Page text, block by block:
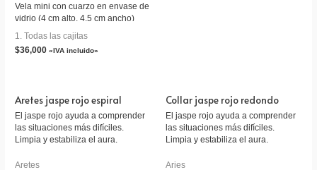
Vela mini con cuarzo en envase de
vidrio (4 cm alto, 4.5 cm ancho)
Tarjeta personalizada
Empaque caja de cartón
1. Todas las cajitas
$36,000 «IVA incluido»
Aretes jaspe rojo espiral
El jaspe rojo ayuda a comprender
las situaciones más difíciles.
Limpia y estabiliza el aura.
Aretes
Collar jaspe rojo redondo
El jaspe rojo ayuda a comprender
las situaciones más difíciles.
Limpia y estabiliza el aura.
Aries